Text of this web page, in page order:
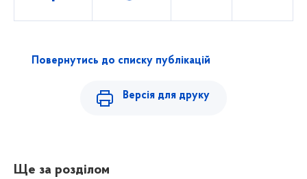
Повернутись до списку публікацій
Версія для друку
Ще за розділом